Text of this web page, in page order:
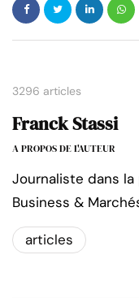
3296 articles
Franck Stassi
A PROPOS DE L'AUTEUR
Journaliste dans
Business &
articles